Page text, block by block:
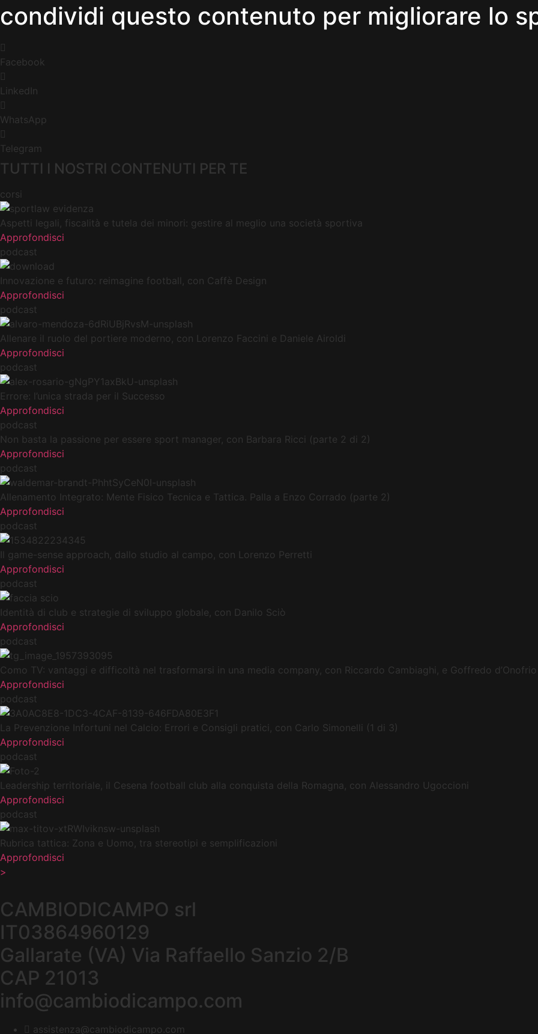
condividi questo contenuto per migliorare lo
Facebook
LinkedIn
WhatsApp
Telegram
TUTTI I NOSTRI CONTENUTI PER TE
corsi
Aspetti legali, fiscalità e tutela dei minori: gestire al meglio una società sportiva
Approfondisci
podcast
Innovazione e futuro: reimagine football, con Caffè Design
Approfondisci
podcast
Allenare il ruolo del portiere moderno, con Lorenzo Faccini e Daniele Airoldi
Approfondisci
podcast
Errore: l’unica strada per il Successo
Approfondisci
podcast
Non basta la passione per essere sport manager, con Barbara Ricci (parte 2 di 2)
Approfondisci
podcast
Allenamento Integrato: Mente Fisico Tecnica e Tattica. Palla a Enzo Corrado (parte 2)
Approfondisci
podcast
Il game-sense approach, dallo studio al campo, con Lorenzo Perretti
Approfondisci
podcast
Identità di club e strategie di sviluppo globale, con Danilo Sciò
Approfondisci
podcast
Como TV: vantaggi e difficoltà nel trasformarsi in una media company, con Riccardo Cambiaghi, e Goffredo d’Onofrio
Approfondisci
podcast
La Prevenzione Infortuni nel Calcio: Errori e Consigli pratici, con Carlo Simonelli (1 di 3)
Approfondisci
podcast
Leadership territoriale, il Cesena football club alla conquista della Romagna, con Alessandro Ugoccioni
Approfondisci
podcast
Rubrica tattica: Zona e Uomo, tra stereotipi e semplificazioni
Approfondisci
>
CAMBIODICAMPO srl
IT03864960129
Gallarate (VA) Via Raffaello Sanzio 2/B
CAP 21013
info@cambiodicampo.com
assistenza@cambiodicampo.com